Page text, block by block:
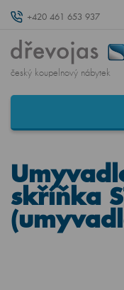
+420 461 653 937
český koupelnový nábytek
skříňka